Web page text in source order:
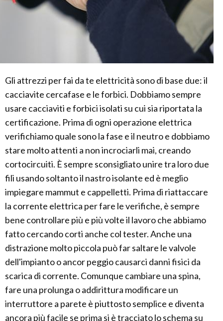
Gli attrezzi per fai da te elettricità sono di base due: il
cacciavite cercafase e le forbici. Dobbiamo sempre
usare cacciaviti e forbici isolati su cui sia riportata la
certificazione. Prima di ogni operazione elettrica
verifichiamo quale sono la fase e il neutro e dobbiamo
stare molto attenti a non incrociarli mai, creando
cortocircuiti. È sempre sconsigliato unire tra loro due
fili usando soltanto il nastro isolante ed è meglio
impiegare mammut e cappelletti. Prima di riattaccare
la corrente elettrica per fare le verifiche, è sempre
bene controllare più e più volte il lavoro che abbiamo
fatto cercando corti anche col tester. Anche una
distrazione molto piccola può far saltare le valvole
dell'impianto o ancor peggio causarci danni fisici da
scarica di corrente. Comunque cambiare una spina,
fare una prolunga o addirittura modificare un
interruttore a parete è piuttosto semplice e diventa
ancora più facile se prima si è tracciato lo schema su